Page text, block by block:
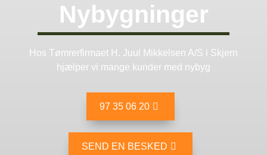
Nybygninger
Hos Tømrerfirmaet H. Juul Mikkelsen A/S i Skjern
hjælper vi mange kunder med nybyg
97 35 06 20
SEND EN BESKED